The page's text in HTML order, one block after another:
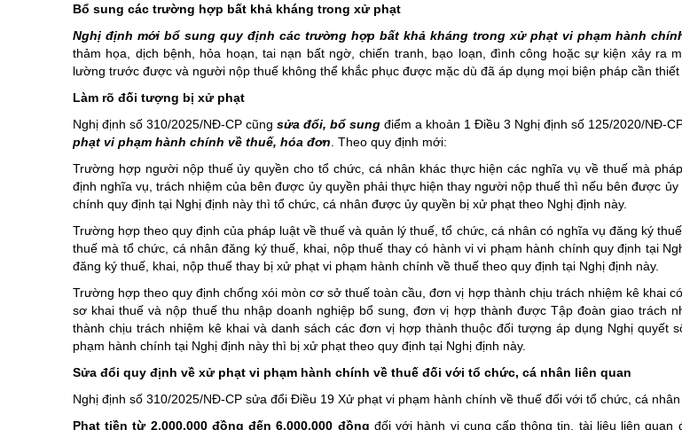
Phóng
Bổ sung các trường hợp bất khả kháng trong xử phạt
Nghị định mới bổ sung quy định các trường hợp bất khả kháng trong xử phạt vi phạm hành
thảm họa, dịch bệnh, hỏa hoạn, tai nạn bất ngờ, chiến tranh, bạo loạn, đình công hoặc sự kiện xảy ra
lường trước được và người nộp thuế không thể khắc phục được mặc dù đã áp dụng mọi biện pháp cần thiết
Làm rõ đối tượng bị xử phạt
Nghị định số 310/2025/NĐ-CP cũng sửa đổi, bổ sung điểm a khoản 1 Điều 3 Nghị định số 125/2020/NĐ-
phạt vi phạm hành chính về thuế, hóa đơn . Theo quy định mới:
Trường hợp người nộp thuế ủy quyền cho tổ chức, cá nhân khác thực hiện các nghĩa vụ về thuế mà
định nghĩa vụ, trách nhiệm của bên được ủy quyền phải thực hiện thay người nộp thuế thì nếu bên được ủy
chính quy định tại Nghị định này thì tổ chức, cá nhân được ủy quyền bị xử phạt theo Nghị định này.
Trường hợp theo quy định của pháp luật về thuế và quản lý thuế, tổ chức, cá nhân có nghĩa vụ đăng ký
thuế mà tổ chức, cá nhân đăng ký thuế, khai, nộp thuế thay có hành vi vi phạm hành chính quy định tại
đăng ký thuế, khai, nộp thuế thay bị xử phạt vi phạm hành chính về thuế theo quy định tại Nghị định này.
Trường hợp theo quy định chống xói mòn cơ sở thuế toàn cầu, đơn vị hợp thành chịu trách nhiệm kê khai
sơ khai thuế và nộp thuế thu nhập doanh nghiệp bổ sung, đơn vị hợp thành được Tập đoàn giao trách
thành chịu trách nhiệm kê khai và danh sách các đơn vị hợp thành thuộc đối tượng áp dụng Nghị quyết
phạm hành chính tại Nghị định này thì bị xử phạt theo quy định tại Nghị định này.
Sửa đổi quy định về xử phạt vi phạm hành chính về thuế đối với tổ chức, cá nhân liên quan
Nghị định số 310/2025/NĐ-CP sửa đổi Điều 19 Xử phạt vi phạm hành chính về thuế đối với tổ chức, cá
Phạt tiền từ 2.000.000 đồng đến 6.000.000 đồng đối với hành vi cung cấp thông tin, tài liệu liên quan